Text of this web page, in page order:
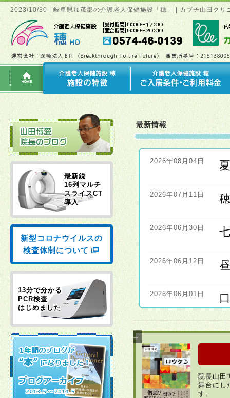
2023/10/30 | 岐阜県加茂郡の介護老人保健施設「穂」 | カブチ山田クリ
最新情報
2026年08月04日
2026年07月11日
2026年06月30日
2026年06月12日
2026年06月01日
2026年06月01日
2026年04月22日
2026年03月30日
院長山田
舞台にし
す。
最新鋭
16列マルチ
スライスCT
導入
新型コロナウイルスの
検査体制について
13分で分かる
PCR検査
はじめました